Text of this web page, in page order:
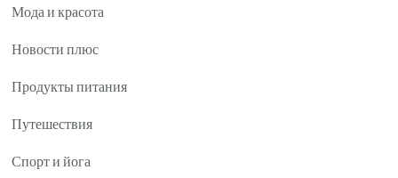
Мода и красота
Новости плюс
Продукты питания
Путешествия
Спорт и йога